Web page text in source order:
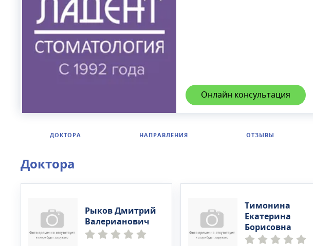
Московская область
Связаться с нами
Онлайн консультация
ДОКТОРА НАПРАВЛЕНИЯ ОТЗЫВЫ
Доктора
Рыков Дмитрий
Валерианович
Тимонина
Екатерина
Борисовна